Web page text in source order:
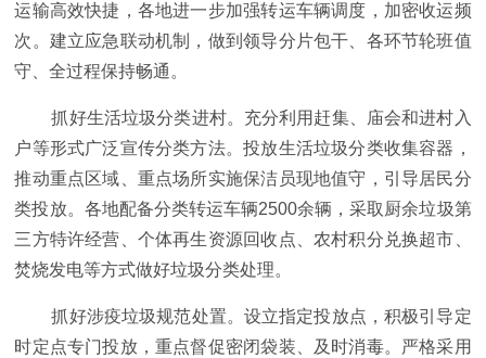
运输高效快捷，各地进一步加强转运车辆调度，加密收运频
次。建立应急联动机制，做到领导分片包干、各环节轮班值
守、全过程保持畅通。
抓好生活垃圾分类进村。充分利用赶集、庙会和进村入
户等形式广泛宣传分类方法。投放生活垃圾分类收集容器，
推动重点区域、重点场所实施保洁员现地值守，引导居民分
类投放。各地配备分类转运车辆2500余辆，采取厨余垃圾第
三方特许经营、个体再生资源回收点、农村积分兑换超市、
焚烧发电等方式做好垃圾分类处理。
抓好涉疫垃圾规范处置。设立指定投放点，积极引导定
时定点专门投放，重点督促密闭袋装、及时消毒。严格采用